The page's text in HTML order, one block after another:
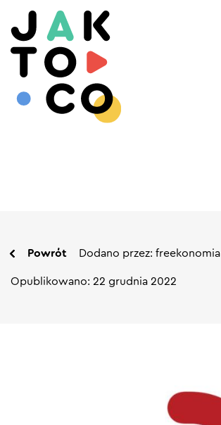
Powrót Dodano przez: freekonomia
Opublikowano: 22 grudnia 2022